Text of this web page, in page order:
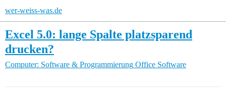
wer-weiss-was.de
Excel 5.0: lange Spalte platzsparend
drucken?
Computer: Software & Programmierung Office Software